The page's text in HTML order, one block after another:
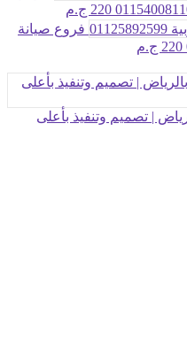
220 ج.م
فروع صيانة
220 ج.م
| تصميم وتنفيذ بأعلى